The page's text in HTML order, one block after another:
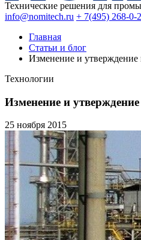
Технические решения для
info@nomitech.ru + 7(495) 268-0-
Главная
Статьи и блог
Изменение и утверждение
Технологии
Изменение и
25 ноября 2015